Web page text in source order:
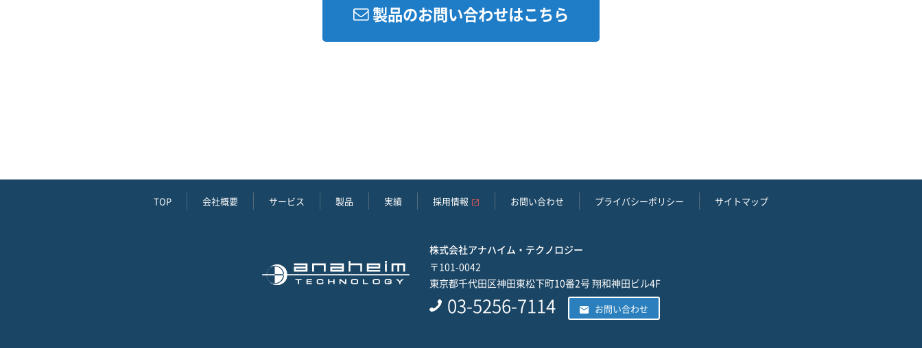
製品のお問い合わせはこちら
TOP 会社概要 サービス 製品 実績 採用情報 お問い合わせ プライバシーポリシー サイトマップ
株式会社アナハイム・テクノロジー
〒101-0042
東京都千代田区神田東松下町10番2号翔和神田ビル4F
03-5256-7114 お問い合わせ